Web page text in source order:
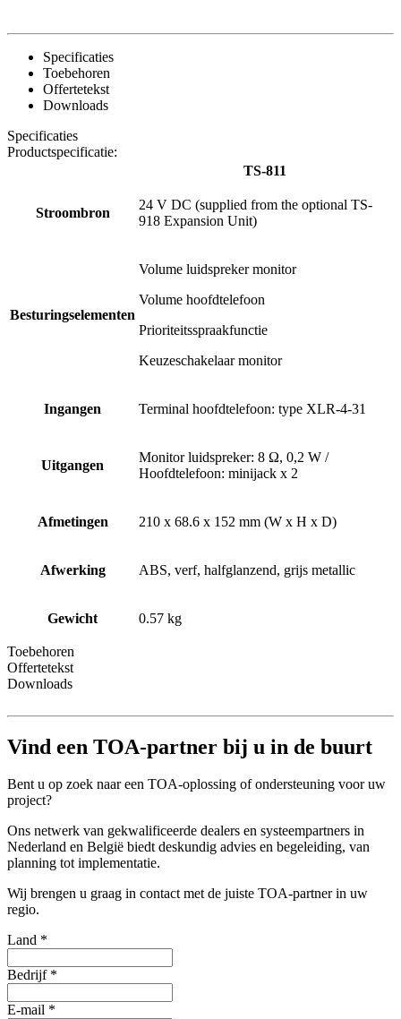
Specificaties
Toebehoren
Offertetekst
Downloads
Specificaties
Productspecificatie:
TS-811
Stroombron
24 V DC (supplied from the optional TS-
918 Expansion Unit)
Besturingselementen
Volume luidspreker monitor
Volume hoofdtelefoon
Prioriteitsspraakfunctie
Keuzeschakelaar monitor
Ingangen Terminal hoofdtelefoon: type XLR-4-31
Uitgangen
Monitor luidspreker: 8 Ω, 0,2 W /
Hoofdtelefoon: minijack x 2
Afmetingen 210 x 68.6 x 152 mm (W x H x D)
Afwerking ABS, verf, halfglanzend, grijs metallic
Gewicht 0.57 kg
Toebehoren
Offertetekst
Downloads
Vind een TOA-partner bij u in de buurt
Bent u op zoek naar een TOA-oplossing of ondersteuning voor uw
project?
Ons netwerk van gekwalificeerde dealers en systeempartners in
Nederland en België biedt deskundig advies en begeleiding, van
planning tot implementatie.
Wij brengen u graag in contact met de juiste TOA-partner in uw
regio.
Land *
Bedrijf *
E-mail *